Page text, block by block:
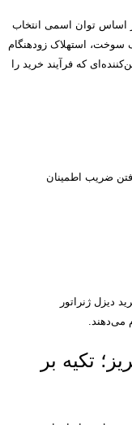
اساس توان اسمی انتخاب
استهلاک زودهنگام
که فرآیند خرید را
ضریب اطمینان
دیزل ژنراتور
می‌دهند.
تکیه بر